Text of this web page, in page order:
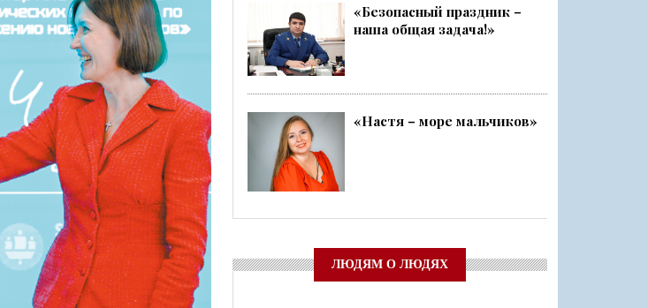
27 ИЮЛЯ 2026
ОБЩЕСТВО
Трудовой отряд: делаем город чище, а себя — каждый раз ещ...
ОБЩЕСТВО
Новоселье в поселке Синявино
24 ИЮЛЯ 2026
ОБЩЕСТВО
Скоро в школу!
24 ИЮЛЯ 2026
ОБЩЕСТВО
Спрашивали? Отвечаем!
04 АВГУСТА 2026
«Безопасный праздник –
наша общая задача!»
«Настя – море мальчиков»
ЛЮДЯМ О ЛЮДЯХ